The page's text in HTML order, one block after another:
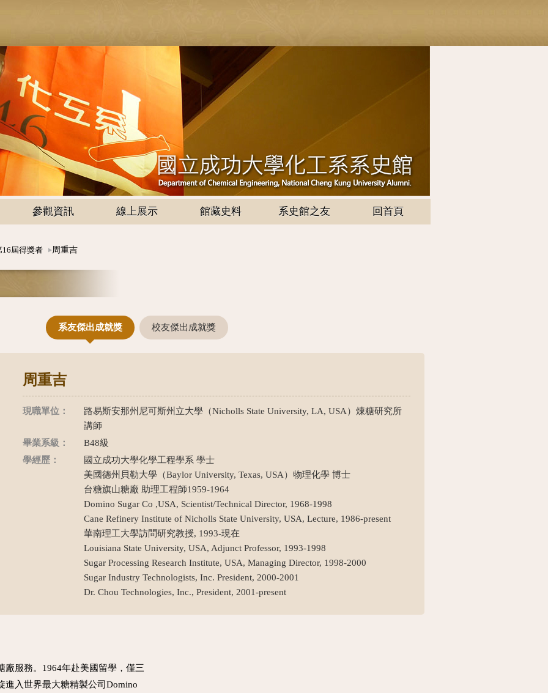
參觀資訊 線上展示 館藏史料 系史館之友 回首頁
16屆得獎者 周重吉
系友傑出成就獎 校友傑出成就獎
周重吉
現職單位：
路易斯安那州尼可斯州立大學（Nicholls State University, LA, USA）煉糖研究所
講師
畢業系級：
B48級
學經歷：
國立成功大學化學工程學系 學士
美國德州貝勒大學（Baylor University, Texas, USA）物理化學 博士
台糖旗山糖廠 助理工程師1959-1964
Domino Sugar Co ,USA, Scientist/Technical Director, 1968-1998
Cane Refinery Institute of Nicholls State University, USA, Lecture, 1986-present
華南理工大學訪問研究教授, 1993-現在
Louisiana State University, USA, Adjunct Professor, 1993-1998
Sugar Processing Research Institute, USA, Managing Director, 1998-2000
Sugar Industry Technologists, Inc. President, 2000-2001
Dr. Chou Technologies, Inc., President, 2001-present
服務。1964年赴美國留學，僅三
進入世界最大糖精製公司Domino